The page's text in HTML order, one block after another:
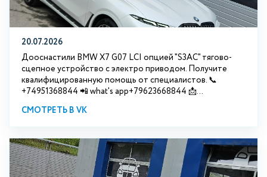
20.07.2026
Дооснастили BMW Х7 G07 LCI опцией "S3АС" тягово-
сцепное устройство с электро приводом. Получите
квалифицированную помощь от специалистов. 📞
+74951368844 📲 what's app+79623668844 📩...
СМОТРЕТЬ В VK